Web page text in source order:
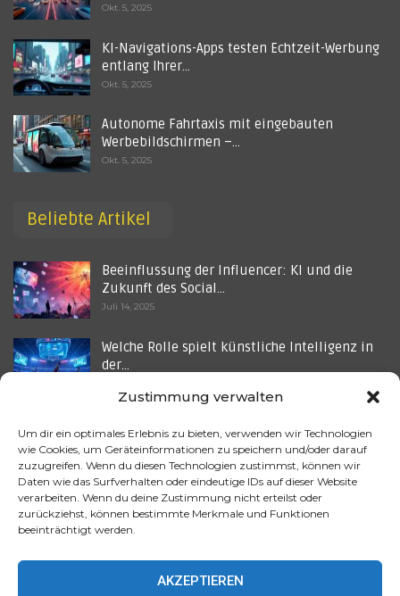
Zustimmung verwalten
Um dir ein optimales Erlebnis zu bieten, verwenden wir Technologien
wie Cookies, um Geräteinformationen zu speichern und/oder darauf
zuzugreifen. Wenn du diesen Technologien zustimmst, können wir
Daten wie das Surfverhalten oder eindeutige IDs auf dieser Website
verarbeiten. Wenn du deine Zustimmung nicht erteilst oder
zurückziehst, können bestimmte Merkmale und Funktionen
beeinträchtigt werden.
AKZEPTIEREN
Okt. 5, 2025
KI-Navigations-Apps testen Echtzeit-Werbung
entlang Ihrer…
Okt. 5, 2025
Autonome Fahrtaxis mit eingebauten
Werbebildschirmen –…
Okt. 5, 2025
Beliebte Artikel
Beeinflussung der Influencer: KI und die
Zukunft des Social…
Juli 14, 2025
Welche Rolle spielt künstliche Intelligenz in
der…
des Kundenservice…
Aug. 4, 2025
Welche Rolle spielt künstliche Intelligenz in
der…
Juli 22, 2025